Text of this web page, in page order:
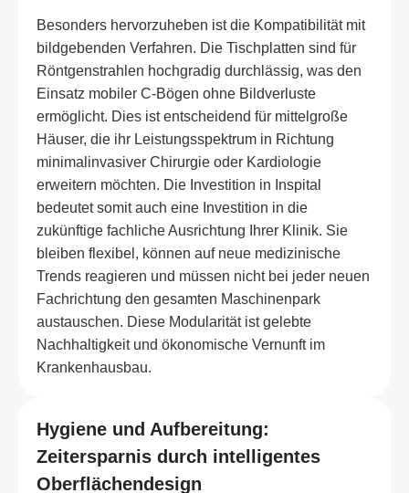
Besonders hervorzuheben ist die Kompatibilität mit
bildgebenden Verfahren. Die Tischplatten sind für
Röntgenstrahlen hochgradig durchlässig, was den
Einsatz mobiler C-Bögen ohne Bildverluste
ermöglicht. Dies ist entscheidend für mittelgroße
Häuser, die ihr Leistungsspektrum in Richtung
minimalinvasiver Chirurgie oder Kardiologie
erweitern möchten. Die Investition in Inspital
bedeutet somit auch eine Investition in die
zukünftige fachliche Ausrichtung Ihrer Klinik. Sie
bleiben flexibel, können auf neue medizinische
Trends reagieren und müssen nicht bei jeder neuen
Fachrichtung den gesamten Maschinenpark
austauschen. Diese Modularität ist gelebte
Nachhaltigkeit und ökonomische Vernunft im
Krankenhausbau.
Hygiene und Aufbereitung:
Zeitersparnis durch intelligentes
Oberflächendesign